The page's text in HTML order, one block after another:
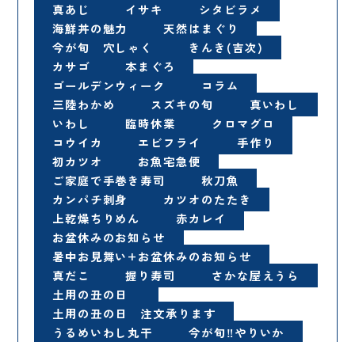
真あじ
イサキ
シタビラメ
海鮮丼の魅力
天然はまぐり
今が旬 穴しゃく
きんき(吉次)
カサゴ
本まぐろ
ゴールデンウィーク
コラム
三陸わかめ
スズキの旬
真いわし
いわし
臨時休業
クロマグロ
コウイカ
エビフライ
手作り
初カツオ
お魚宅急便
ご家庭で手巻き寿司
秋刀魚
カンパチ刺身
カツオのたたき
上乾燥ちりめん
赤カレイ
お盆休みのお知らせ
暑中お見舞い+お盆休みのお知らせ
真だこ
握り寿司
さかな屋えうら
土用の丑の日
土用の丑の日 注文承ります
うるめいわし丸干
今が旬‼️やりいか